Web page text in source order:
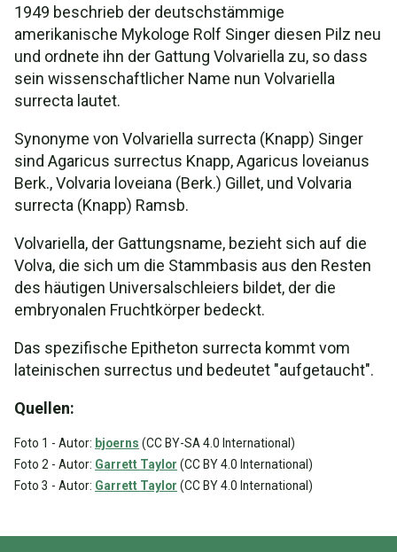
1949 beschrieb der deutschstämmige
amerikanische Mykologe Rolf Singer diesen Pilz neu
und ordnete ihn der Gattung Volvariella zu, so dass
sein wissenschaftlicher Name nun Volvariella
surrecta lautet.
Synonyme von Volvariella surrecta (Knapp) Singer
sind Agaricus surrectus Knapp, Agaricus loveianus
Berk., Volvaria loveiana (Berk.) Gillet, und Volvaria
surrecta (Knapp) Ramsb.
Volvariella, der Gattungsname, bezieht sich auf die
Volva, die sich um die Stammbasis aus den Resten
des häutigen Universalschleiers bildet, der die
embryonalen Fruchtkörper bedeckt.
Das spezifische Epitheton surrecta kommt vom
lateinischen surrectus und bedeutet "aufgetaucht".
Quellen:
Foto 1 - Autor: bjoerns (CC BY-SA 4.0 International)
Foto 2 - Autor: Garrett Taylor (CC BY 4.0 International)
Foto 3 - Autor: Garrett Taylor (CC BY 4.0 International)